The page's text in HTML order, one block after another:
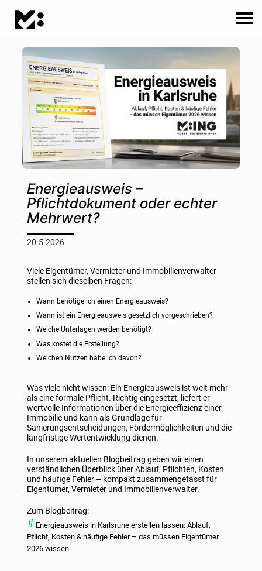
Energieausweis –
Pflichtdokument oder echter
Mehrwert?
20.5.2026
Viele Eigentümer, Vermieter und Immobilienverwalter
stellen sich dieselben Fragen:
Wann benötige ich einen Energieausweis?
Wann ist ein Energieausweis gesetzlich vorgeschrieben?
Welche Unterlagen werden benötigt?
Was kostet die Erstellung?
Welchen Nutzen habe ich davon?
Was viele nicht wissen: Ein Energieausweis ist weit mehr
als eine formale Pflicht. Richtig eingesetzt, liefert er
wertvolle Informationen über die Energieeffizienz einer
Immobilie und kann als Grundlage für
Sanierungsentscheidungen, Fördermöglichkeiten und die
langfristige Wertentwicklung dienen.
In unserem aktuellen Blogbeitrag geben wir einen
verständlichen Überblick über Ablauf, Pflichten, Kosten
und häufige Fehler – kompakt zusammengefasst für
Eigentümer, Vermieter und Immobilienverwalter.
Zum Blogbeitrag:
Energieausweis in Karlsruhe erstellen lassen: Ablauf,
Pflicht, Kosten & häufige Fehler – das müssen Eigentümer
2026 wissen